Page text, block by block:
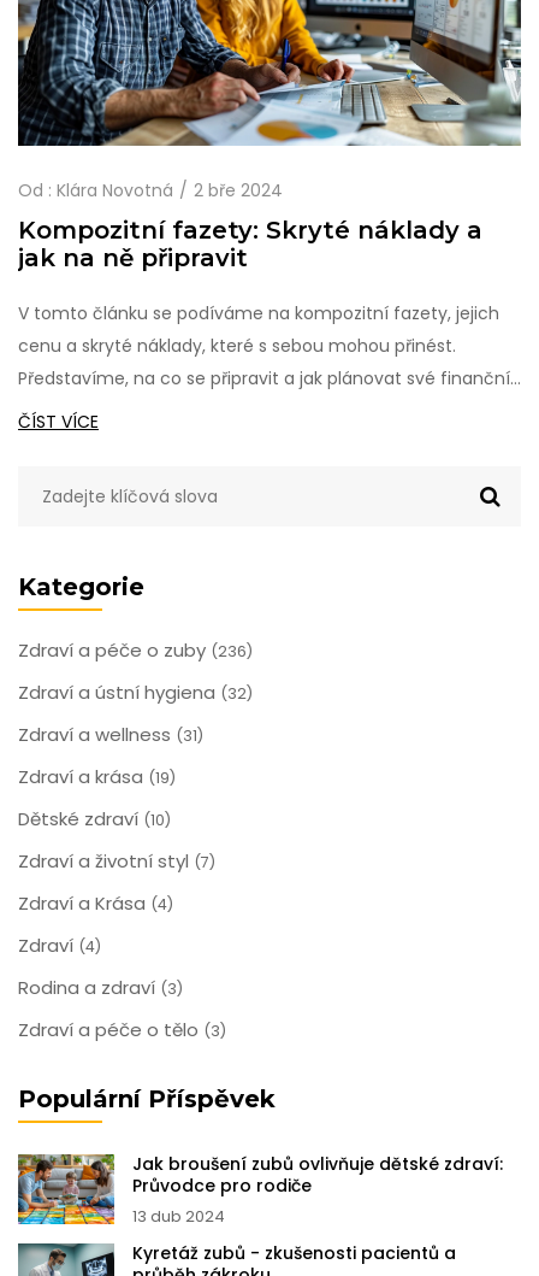
Kategorie
Zdraví a péče o zuby (236)
Zdraví a ústní hygiena (32)
Zdraví a wellness (31)
Zdraví a krása (19)
Dětské zdraví (10)
Zdraví a životní styl (7)
Zdraví a Krása (4)
Zdraví (4)
Rodina a zdraví (3)
Zdraví a péče o tělo (3)
Populární Příspěvek
Jak broušení zubů ovlivňuje dětské zdraví:
Průvodce pro rodiče
13 dub 2024
Kyretáž zubů - zkušenosti pacientů a
Od : Klára Novotná 2 bře 2024
Kompozitní fazety: Skryté náklady a
jak na ně připravit
V tomto článku se podíváme na kompozitní fazety, jejich
cenu a skryté náklady, které s sebou mohou přinést.
Představíme, na co se připravit a jak plánovat své finanční
prostředky, abyste nebyli překvapeni. Zahrnuty jsou též tipy
ČÍST VÍCE